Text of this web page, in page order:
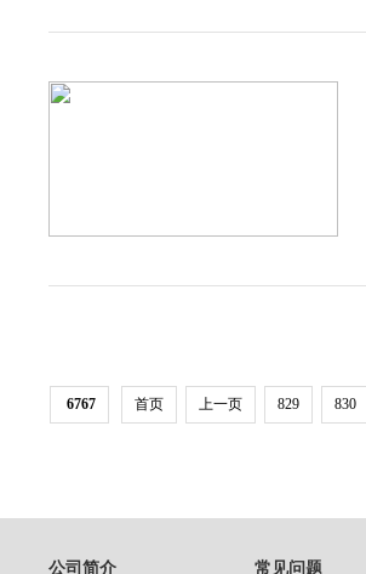
6767 首页 上一页 829 830
公司简介 常见问题